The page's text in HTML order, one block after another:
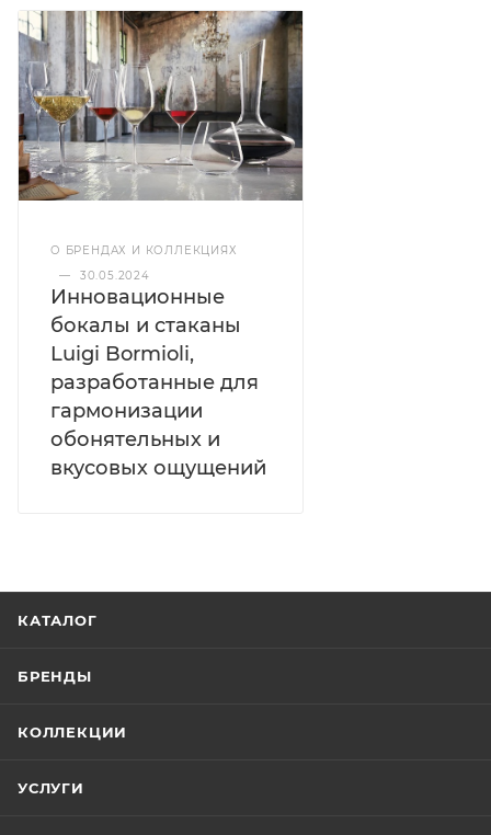
О БРЕНДАХ И КОЛЛЕКЦИЯХ
—
30.05.2024
Инновационные
бокалы и стаканы
Luigi Bormioli,
разработанные для
гармонизации
обонятельных и
вкусовых ощущений
КАТАЛОГ
БРЕНДЫ
КОЛЛЕКЦИИ
УСЛУГИ